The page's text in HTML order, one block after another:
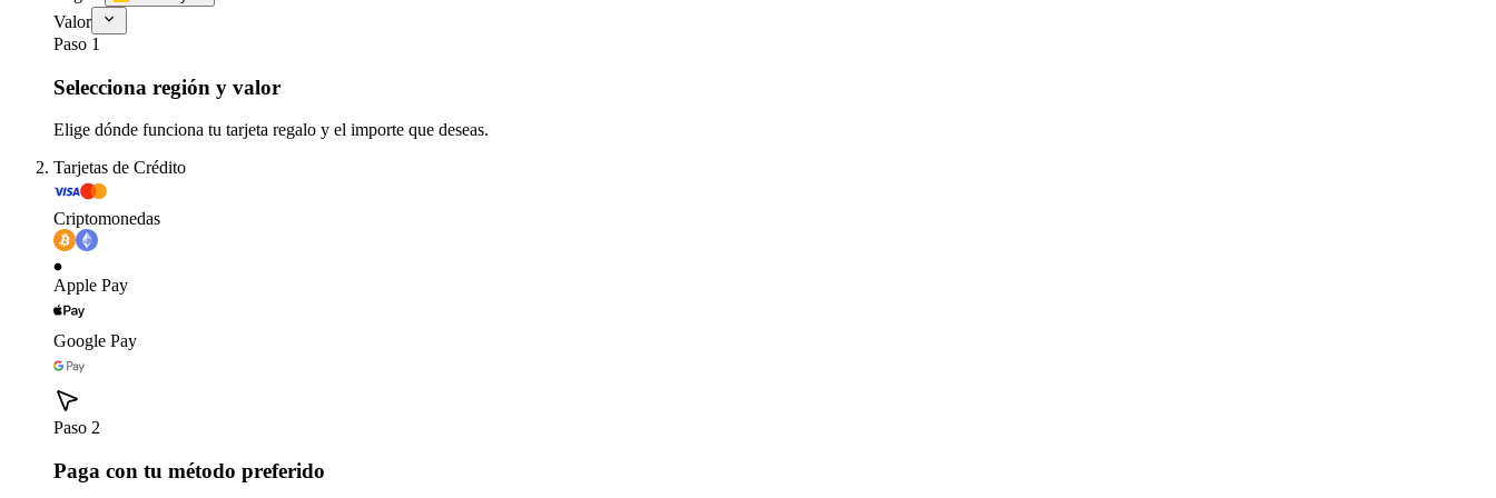
Valor
Paso 1
Selecciona región y valor
Elige dónde funciona tu tarjeta regalo y el importe que deseas.
Tarjetas de Crédito
Criptomonedas
Apple Pay
Google Pay
Paso 2
Paga con tu método preferido